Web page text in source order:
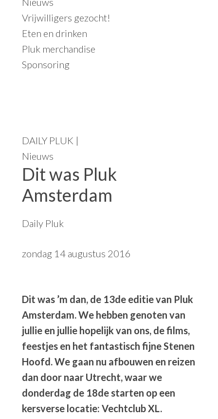
Vrijwilligers gezocht!
Eten en drinken
Pluk merchandise
Sponsoring
DAILY PLUK |
Nieuws
Dit was Pluk
Amsterdam
Daily Pluk
zondag 14 augustus 2016
Dit was ’m dan, de 13de editie van Pluk
Amsterdam. We hebben genoten van
jullie en jullie hopelijk van ons, de films,
feestjes en het fantastisch fijne Stenen
Hoofd. We gaan nu afbouwen en reizen
dan door naar Utrecht, waar we
donderdag de 18de starten op een
kersverse locatie: Vechtclub XL.